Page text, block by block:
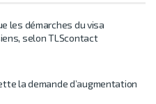
les démarches du visa
selon TLScontact
la demande d’augmentation